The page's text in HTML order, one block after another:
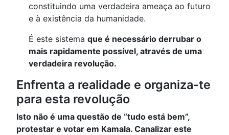
constituindo uma verdadeira ameaça ao futuro
e à existência da humanidade.
É este sistema que é necessário derrubar o
mais rapidamente possível, através de uma
verdadeira revolução.
Enfrenta a realidade e organiza-te
para esta revolução
Isto não é uma questão de “tudo está bem”,
protestar e votar em Kamala. Canalizar este